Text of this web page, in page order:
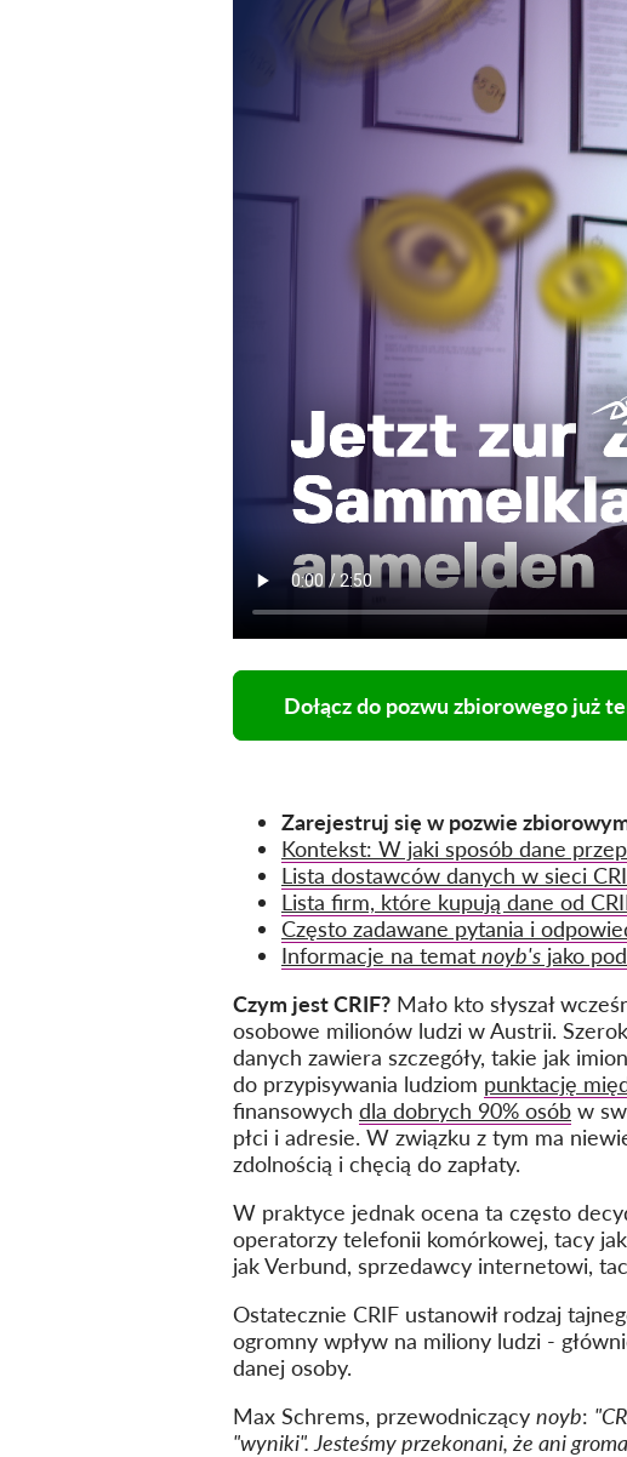
Dołącz do pozwu zbiorowego już
Zarejestruj się w pozwie
Kontekst: W jaki sposób dane
Lista dostawców danych w sieci
Lista firm, które kupują dane od
Często zadawane pytania i
Informacje na temat noyb's jako
Czym jest CRIF? Mało kto słyszał
osobowe milionów ludzi w Austrii.
danych zawiera szczegóły, takie jak
do przypisywania ludziom punktację
finansowych dla dobrych 90% osób w
płci i adresie. W związku z tym ma
zdolnością i chęcią do zapłaty.
W praktyce jednak ocena ta często
operatorzy telefonii komórkowej, tacy
jak Verbund, sprzedawcy internetowi,
Ostatecznie CRIF ustanowił rodzaj
ogromny wpływ na miliony ludzi -
danej osoby.
Max Schrems, przewodniczący noyb:
"wyniki". Jesteśmy przekonani, że ani